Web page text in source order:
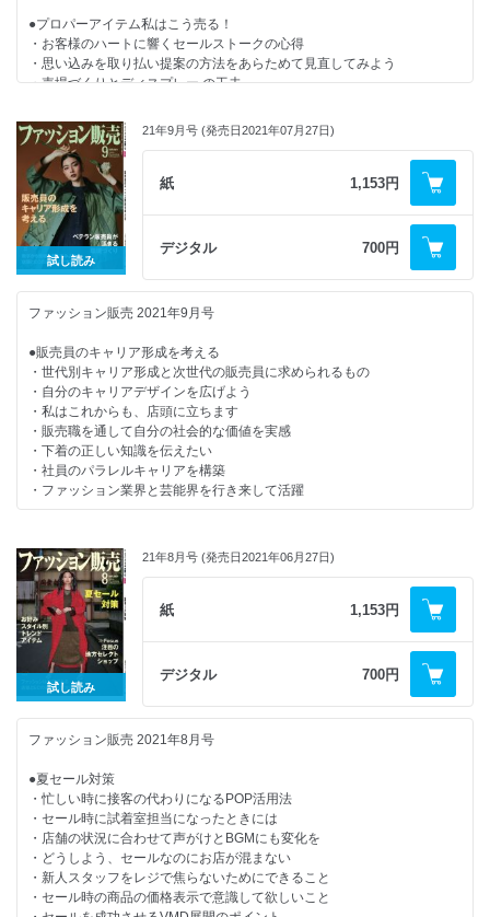
【連載・シリーズ・リポート】
・店長意識改革メソッド
・人材マネジメントの処方箋
・その接客あるある解決します！
・FASHION EYE
・今月の魅せ方・売り方
・ワンスアラウンドのエリアマネージャー塾
・店長意識改革メソッド
・新・お客さまゼッタイ主義
・may_ugramのインスタ講座
・カンタン英語接客術！
・心と体の「きれいの秘訣」
・NEWS BOX
・今月の視点
・どこでもヨガでセルフケア
・編集後記
●プロパーアイテム私はこう売る！
・お客様のハートに響くセールストークの心得
・思い込みを取り払い提案の方法をあらためて見直してみよう
・売場づくりとディスプレー の工夫
・お客様の今の気持ちに合わせて接客を柔軟に変化
●コロナ禍のアパレルEC事情
・コロナ前～現在までに見られたアバレルECの動き
・海外からの需要に対して買える環境を整備する
・ライブ配信チームを立ち上げコンテンツに磨きをかける
・あえての非効率で、買物の醍醐味 発見する楽しさを提供
●「ソックス」でセンスを塵く
●ファッションにおけるコミュニケーションとは？
●アパレル小売のことを運解できているか
●これからの小売店と販売員の在り方
【連載・シリーズ・リポート】
・店長意識改革メソッド
・人材マネジメントの処方箋
・美容トレンド最前線！
・FASHION EYE
・今月の魅せ方・売り方
・ワンスアラウンドのエリアマネージャー塾
・店長意識改革メソッド
・新・お客さまゼッタイ主義
・may_ugramのインスタ講座
・カンタン英語接客術！
・おんな社長が飛ぶ！
・売場おこしディレクション
・今月の視点
・どこでもヨガでセルフケア
・編集後記
試し読み
21年9月号 (発売日2021年07月27日)
紙 1,153円
デジタル 700円
ファッション販売 2021年9月号
●販売員のキャリア形成を考える
・世代別キャリア形成と次世代の販売員に求められるもの
・自分のキャリアデザインを広げよう
・私はこれからも、店頭に立ちます
・販売職を通して自分の社会的な価値を実感
・下着の正しい知識を伝えたい
・社員のパラレルキャリアを構築
・ファッション業界と芸能界を行き来して活躍
・数を採用する時代が終わった今 ベテランに問われる三つの指標
・店舗の価値を高める ベテラン販売員のあるべき姿
・ベテランと若手を共に活かすために店長が取るべき行動とは
・キャリアのあるスタッフが活躍できる土壌をつくる
・業界全体で50代向けブランドを盛り上げて活躍の場をつくる
●新店・新SCダイジェスト
●ファッションは学問である
●数字から売場を考えてみよう
●「バッグ」からセンスを磨く
●Webに対するアレルギーありませんか？
●次代を担う国産ブランド
●これからの小亮店と販亮員の在り方
試し読み
21年8月号 (発売日2021年06月27日)
紙 1,153円
デジタル 700円
ファッション販売 2021年8月号
●夏セール対策
・忙しい時に接客の代わりになるPOP活用法
・セール時に試着室担当になったときには
・店舗の状況に合わせて声がけとBGMにも変化を
・どうしよう、セールなのにお店が混まない
・新人スタッフをレジで焦らないためにできること
・セール時の商品の価格表示で意識して欲しいこと